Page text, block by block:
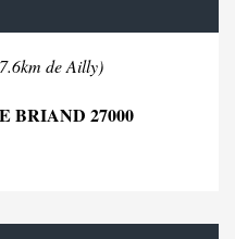
de Ailly)
BRIAND 27000